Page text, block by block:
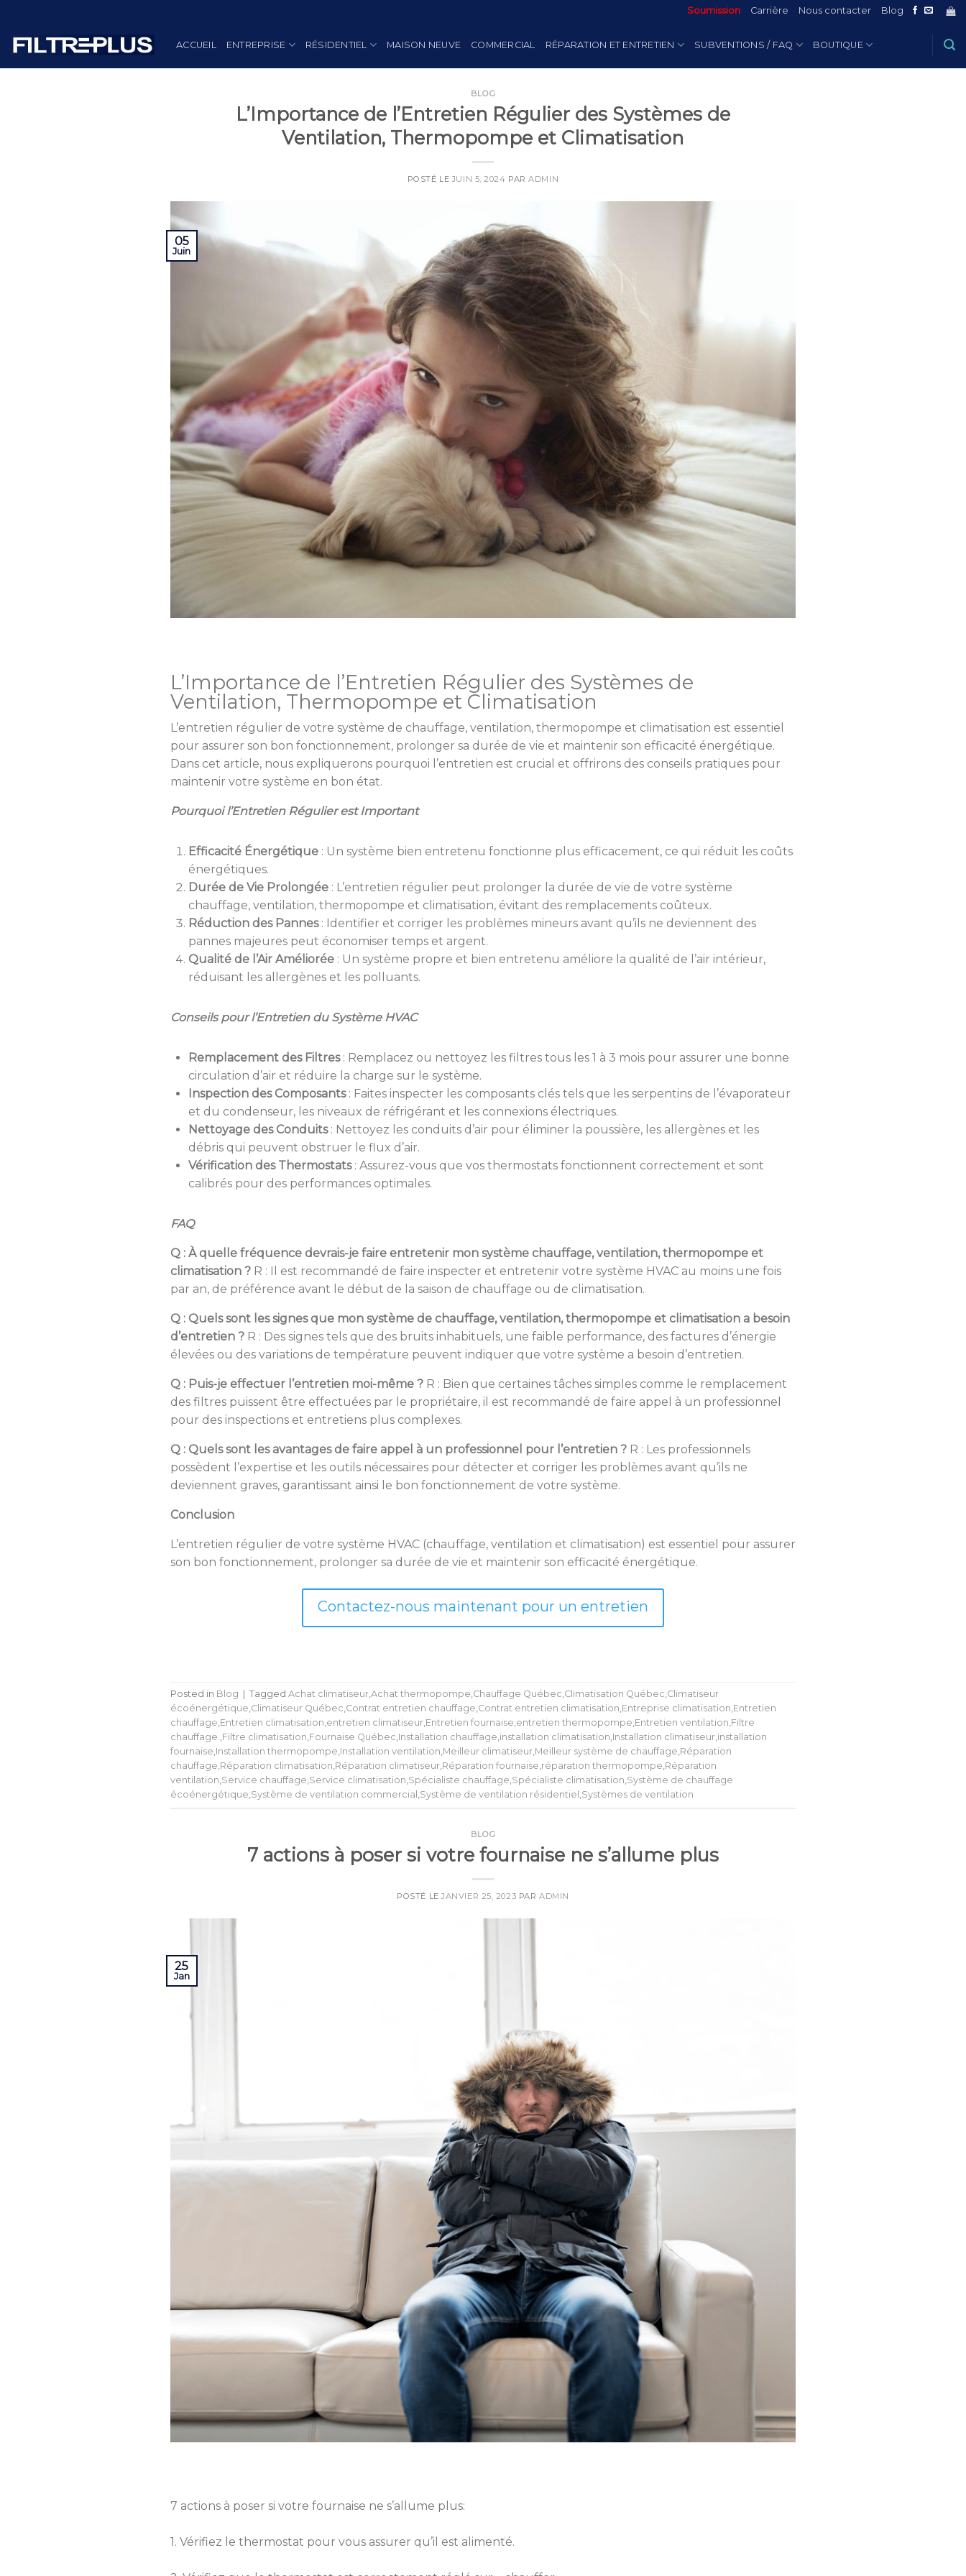
content
Soumission Carrière Nous contacter Blog
ACCUEIL ENTREPRISE RÉSIDENTIEL MAISON NEUVE COMMERCIAL RÉPARATION ET ENTRETIEN SUBVENTIONS / FAQ BOUTIQUE
BLOG
L’Importance de l’Entretien Régulier des Systèmes de
Ventilation, Thermopompe et Climatisation
POSTÉ LEJUIN 5, 2024 PARADMIN
05
Juin
L’Importance de l’Entretien Régulier des Systèmes de
Ventilation, Thermopompe et Climatisation
L’entretien régulier de votre système de chauffage, ventilation, thermopompe et climatisation est essentiel
pour assurer son bon fonctionnement, prolonger sa durée de vie et maintenir son efficacité énergétique.
Dans cet article, nous expliquerons pourquoi l’entretien est crucial et offrirons des conseils pratiques pour
maintenir votre système en bon état.
Pourquoi l’Entretien Régulier est Important
Efficacité Énergétique : Un système bien entretenu fonctionne plus efficacement, ce qui réduit les coûts
énergétiques.
Durée de Vie Prolongée : L’entretien régulier peut prolonger la durée de vie de votre système
chauffage, ventilation, thermopompe et climatisation, évitant des remplacements coûteux.
Réduction des Pannes: Identifier et corriger les problèmes mineurs avant qu’ils ne deviennent des
pannes majeures peut économiser temps et argent.
Qualité de l’Air Améliorée : Un système propre et bien entretenu améliore la qualité de l’air intérieur,
réduisant les allergènes et les polluants.
Conseils pour l’Entretien du Système HVAC
Remplacement des Filtres: Remplacez ou nettoyez les filtres tous les 1 à 3 mois pour assurer une bonne
circulation d’air et réduire la charge sur le système.
Inspection des Composants: Faites inspecter les composants clés tels que les serpentins de l’évaporateur
et du condenseur, les niveaux de réfrigérant et les connexions électriques.
Nettoyage des Conduits: Nettoyez les conduits d’air pour éliminer la poussière, les allergènes et les
débris qui peuvent obstruer le flux d’air.
Vérification des Thermostats: Assurez-vous que vos thermostats fonctionnent correctement et sont
calibrés pour des performances optimales.
FAQ
Q : À quelle fréquence devrais-je faire entretenir mon système chauffage, ventilation, thermopompe et
climatisation ? R : Il est recommandé de faire inspecter et entretenir votre système HVAC au moins une fois
par an, de préférence avant le début de la saison de chauffage ou de climatisation.
Q : Quels sont les signes que mon système de chauffage, ventilation, thermopompe et climatisation a besoin
d’entretien ? R : Des signes tels que des bruits inhabituels, une faible performance, des factures d’énergie
élevées ou des variations de température peuvent indiquer que votre système a besoin d’entretien.
Q : Puis-je effectuer l’entretien moi-même ? R : Bien que certaines tâches simples comme le remplacement
des filtres puissent être effectuées par le propriétaire, il est recommandé de faire appel à un professionnel
pour des inspections et entretiens plus complexes.
Q : Quels sont les avantages de faire appel à un professionnel pour l’entretien ? R : Les professionnels
possèdent l’expertise et les outils nécessaires pour détecter et corriger les problèmes avant qu’ils ne
deviennent graves, garantissant ainsi le bon fonctionnement de votre système.
Conclusion
L’entretien régulier de votre système HVAC (chauffage, ventilation et climatisation) est essentiel pour assurer
son bon fonctionnement, prolonger sa durée de vie et maintenir son efficacité énergétique.
Contactez-nous maintenant pour un entretien
Posted in Blog Tagged Achat climatiseur,Achat thermopompe,Chauffage Québec,Climatisation Québec,Climatiseur
écoénergétique,Climatiseur Québec,Contrat entretien chauffage,Contrat entretien climatisation,Entreprise climatisation,Entretien
chauffage,Entretien climatisation,entretien climatiseur,Entretien fournaise,entretien thermopompe,Entretien ventilation,Filtre
chauffage.,Filtre climatisation,Fournaise Québec,Installation chauffage,installation climatisation,Installation climatiseur,installation
fournaise,Installation thermopompe,Installation ventilation,Meilleur climatiseur,Meilleur système de chauffage,Réparation
chauffage,Réparation climatisation,Réparation climatiseur,Réparation fournaise,réparation thermopompe,Réparation
ventilation,Service chauffage,Service climatisation,Spécialiste chauffage,Spécialiste climatisation,Système de chauffage
écoénergétique,Système de ventilation commercial ,Système de ventilation résidentiel ,Systèmes de ventilation
BLOG
7 actions à poser si votre fournaise ne s’allume plus
POSTÉ LEJANVIER 25, 2023 PAR ADMIN
25
Jan
7 actions à poser si votre fournaise ne s’allume plus:
1. Vérifiez le thermostat pour vous assurer qu’il est alimenté.